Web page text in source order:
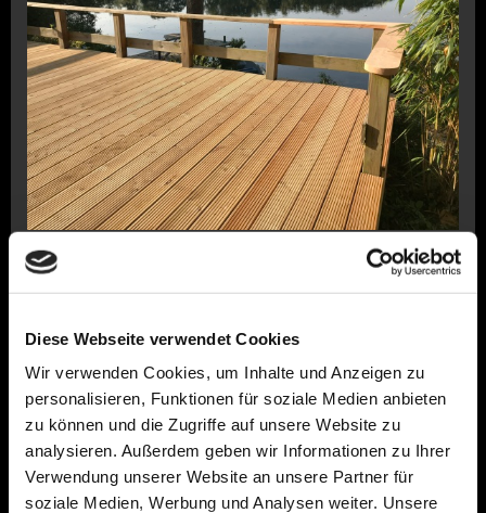
Diese Webseite verwendet Cookies
Wir verwenden Cookies, um Inhalte und Anzeigen zu
personalisieren, Funktionen für soziale Medien anbieten
zu können und die Zugriffe auf unsere Website zu
analysieren. Außerdem geben wir Informationen zu Ihrer
Verwendung unserer Website an unsere Partner für
soziale Medien, Werbung und Analysen weiter. Unsere